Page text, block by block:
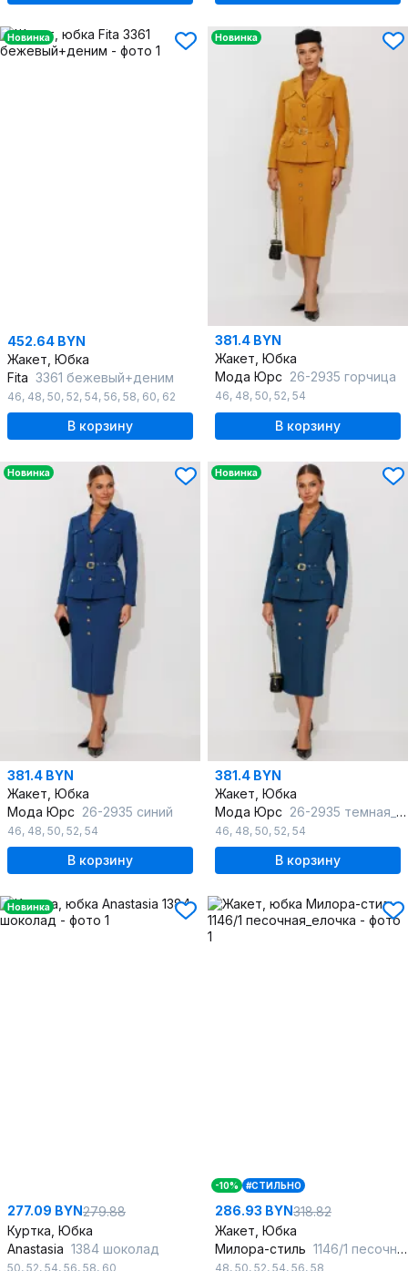
Новинка
452.64 BYN
Жакет, Юбка
Fita 3361 бежевый+деним
46, 48, 50, 52, 54, 56, 58, 60, 62
В корзину
Новинка
381.4 BYN
Жакет, Юбка
Мода Юрс 26-2935 горчица
46, 48, 50, 52, 54
В корзину
Новинка
381.4 BYN
Жакет, Юбка
Мода Юрс 26-2935 синий
46, 48, 50, 52, 54
В корзину
Новинка
381.4 BYN
Жакет, Юбка
Мода Юрс 26-2935 темная_бирюза
46, 48, 50, 52, 54
В корзину
Новинка
277.09 BYN279.88
Куртка, Юбка
Anastasia 1384 шоколад
50, 52, 54, 56, 58, 60
-10% #СТИЛЬНО
286.93 BYN318.82
Жакет, Юбка
Милора-стиль 1146/1 песочная_елочка
48, 50, 52, 54, 56, 58